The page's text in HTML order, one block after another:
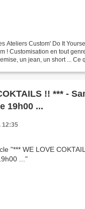
Ateliers Custom' Do It
! Customisation en tout
un jean, un short ... Ce
!! *** -
19h00 ...
12:35